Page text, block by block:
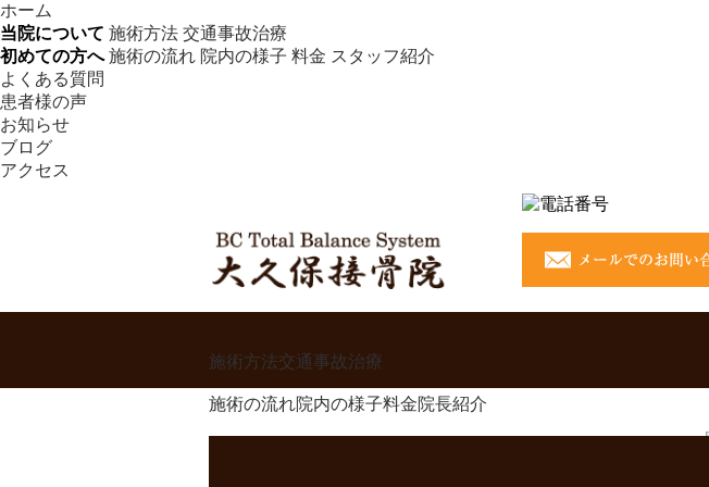
ホーム
当院について 施術方法 交通事故治療
初めての方へ 施術の流れ 院内の様子 料金 スタッフ紹介
よくある質問
患者様の声
お知らせ
ブログ
アクセス
施術方法交通事故治療
施術の流れ院内の様子料金院長紹介